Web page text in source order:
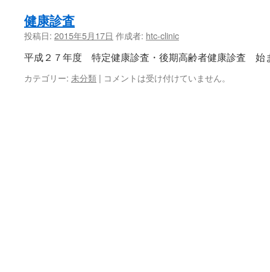
健康診査
投稿日: 2015年5月17日 作成者: htc-clinic
平成２７年度 特定健康診査・後期高齢者健康診査 始
カテゴリー: 未分類 | コメントは受け付けていません。